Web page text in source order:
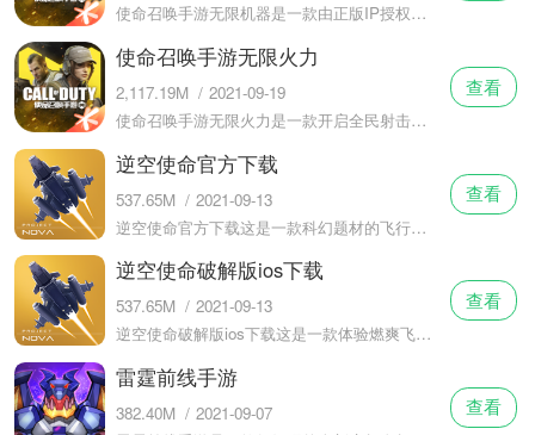
使命召唤手游无限机器是一款由正版IP授权的一款射击竞技类型的手游。在这款游戏中玩家们可以体验到各种各样枪械的射击感，无论你喜欢什么类型的装备，都可以让你找到属于的你枪支，这款游戏完美的还原了端游的品质
使命召唤手游无限火力
2,117.19M / 2021-09-19
使命召唤手游无限火力是一款开启全民射击新时代的射击手游。玩家们使用你最喜欢和最喜欢的武器，在战区进行各种战争，用你的技能赢，消灭敌人。可以使用你强大的武器。每把枪都有不同的属性帮你轻松击败敌人。
查看
逆空使命官方下载
537.65M / 2021-09-13
逆空使命官方下载这是一款科幻题材的飞行射击app，给你带来身临其境之感，体验炫酷华丽的游戏射击和畅爽十足的飞行。多种机型机甲任你选择，超高自由度，翱翔于宇宙中。瞬发炫酷大招技能，挑战boss战舰
查看
逆空使命破解版ios下载
537.65M / 2021-09-13
逆空使命破解版ios下载这是一款体验燃爽飞行射击休闲体验的手游app，以科幻世界为背景，操作简单不复杂，开启刺激的射击飞行冒险征程。3D场景激爽战斗体验，使人身临其境紧张又刺激。探索事件，乐享趣味
查看
雷霆前线手游
382.40M / 2021-09-07
查看